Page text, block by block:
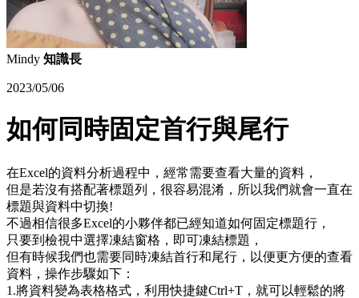
Mindy 知識長
2023/05/06
如何同時固定首行與尾行
在Excel的資料分析過程中，經常需要查看大量的資料，
但是若沒有搭配著標題列，很容易混淆，所以我們就會一直在
標題與資料中切換!
不過相信很多Excel的小夥伴都已經知道如何固定標題行，
只要到檢視中選擇凍結窗格，即可凍結標題，
但有時候我們也需要同時凍結首行和尾行，以便更方便的查看
資料，操作步驟如下：
1.將資料變為表格格式，利用快捷鍵Ctrl+T，就可以輕鬆的將